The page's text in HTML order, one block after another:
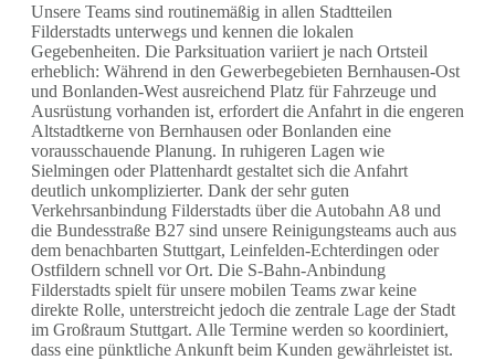
Unsere Teams sind routinemäßig in allen Stadtteilen
Filderstadts unterwegs und kennen die lokalen
Gegebenheiten. Die Parksituation variiert je nach Ortsteil
erheblich: Während in den Gewerbegebieten Bernhausen-Ost
und Bonlanden-West ausreichend Platz für Fahrzeuge und
Ausrüstung vorhanden ist, erfordert die Anfahrt in die engeren
Altstadtkerne von Bernhausen oder Bonlanden eine
vorausschauende Planung. In ruhigeren Lagen wie
Sielmingen oder Plattenhardt gestaltet sich die Anfahrt
deutlich unkomplizierter. Dank der sehr guten
Verkehrsanbindung Filderstadts über die Autobahn A8 und
die Bundesstraße B27 sind unsere Reinigungsteams auch aus
dem benachbarten Stuttgart, Leinfelden-Echterdingen oder
Ostfildern schnell vor Ort. Die S-Bahn-Anbindung
Filderstadts spielt für unsere mobilen Teams zwar keine
direkte Rolle, unterstreicht jedoch die zentrale Lage der Stadt
im Großraum Stuttgart. Alle Termine werden so koordiniert,
dass eine pünktliche Ankunft beim Kunden gewährleistet ist.